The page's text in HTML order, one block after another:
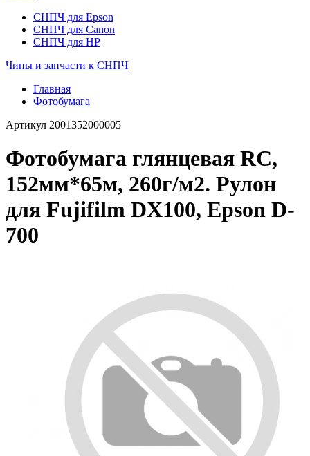
СНПЧ для Epson
СНПЧ для Canon
СНПЧ для HP
Чипы и запчасти к СНПЧ
Главная
Фотобумага
Артикул 2001352000005
Фотобумага глянцевая RC,
152мм*65м, 260г/м2. Рулон
для Fujifilm DX100, Epson D-
700